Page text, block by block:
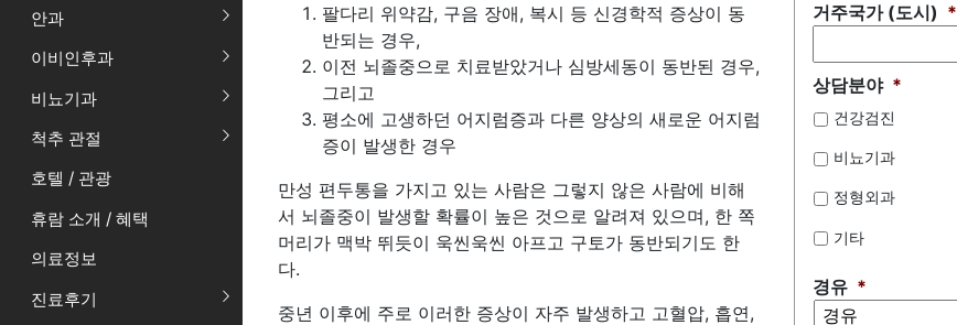
안과
이비인후과
비뇨기과
척추 관절
호텔 / 관광
휴람 소개 / 혜택
의료정보
진료후기
팔다리 위약감, 구음 장애, 복시 등 신경학적 증상이 동
반되는 경우,
이전 뇌졸중으로 치료받았거나 심방세동이 동반된 경우,
그리고
평소에 고생하던 어지럼증과 다른 양상의 새로운 어지럼
증이 발생한 경우
만성 편두통을 가지고 있는 사람은 그렇지 않은 사람에 비해
서 뇌졸중이 발생할 확률이 높은 것으로 알려져 있으며, 한 쪽
머리가 맥박 뛰듯이 욱씬욱씬 아프고 구토가 동반되기도 한
다.
중년 이후에 주로 이러한 증상이 자주 발생하고 고혈압, 흡연,
거주국가 (도시) *
상담분야 *
건강검진
비뇨기과
정형외과
기타
경유 *